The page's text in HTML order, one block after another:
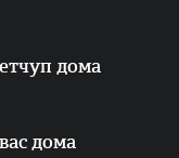
дома
дома